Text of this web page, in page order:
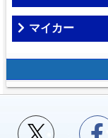
マイカー